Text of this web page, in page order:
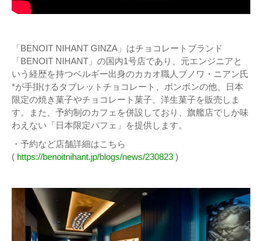
「BENOIT NIHANT GINZA」はチョコレートブランド
「BENOIT NIHANT」の国内1号店であり、元エンジニアと
いう経歴を持つベルギー出身のカカオ職人ブノワ・ニアン氏
*が手掛けるタブレットチョコレート、ボンボンの他、日本
限定の焼き菓子やチョコレート菓子、洋生菓子を販売しま
す。また、予約制のカフェを併設しており、旗艦店でしか味
わえない「日本限定パフェ」を提供します。
・予約など店舗詳細はこちら
( https://benoitnihant.jp/blogs/news/230823 )